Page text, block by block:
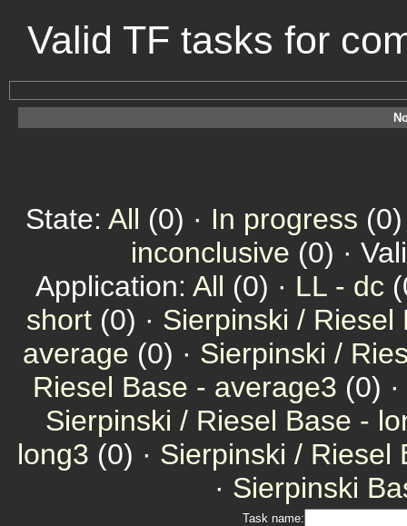
Valid TF tasks for
State: All (0) · In progress
inconclusive (0) ·
Application: All (0) · LL - dc
short (0) · Sierpinski / Riesel
average (0) · Sierpinski /
Riesel Base - average3 (0) ·
Sierpinski / Riesel Base -
long3 (0) · Sierpinski / Riesel
· Sierpinski
Task name: